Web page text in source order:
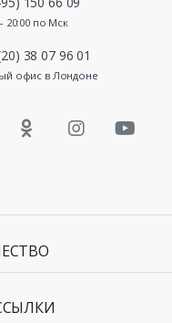
20:00 по Мск
38 07 96 01
офис в Лондоне